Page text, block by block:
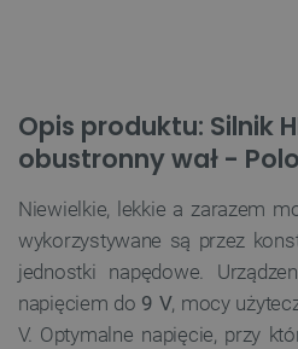
Opis produktu: Silnik
obustronny wał -
Niewielkie, lekkie a zarazem
wykorzystywane są przez
jednostki napędowe.
napięciem do 9 V, mocy
V. Optymalne napięcie, przy